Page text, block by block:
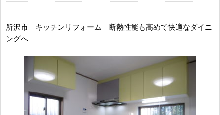
所沢市 キッチンリフォーム 断熱性能も高めて快適なダイニ
ングへ